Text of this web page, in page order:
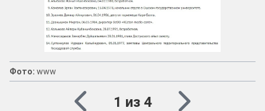
Фото: www
1 из 4